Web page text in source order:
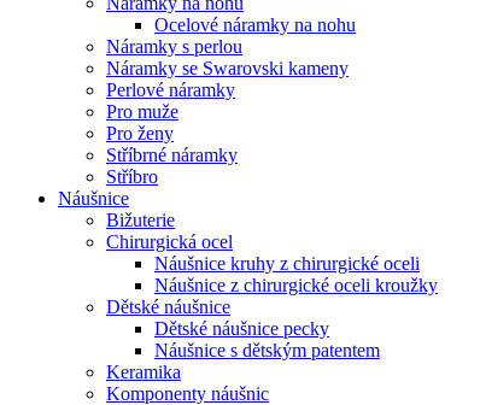
Ocelové náramky na nohu
Náramky s perlou
Náramky se Swarovski kameny
Perlové náramky
Pro muže
Pro ženy
Stříbrné náramky
Stříbro
Náušnice
Bižuterie
Chirurgická ocel
Náušnice kruhy z chirurgické oceli
Náušnice z chirurgické oceli kroužky
Dětské náušnice
Dětské náušnice pecky
Náušnice s dětským patentem
Keramika
Komponenty náušnic